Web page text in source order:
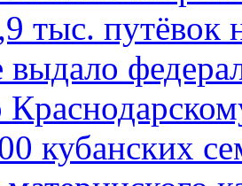
тыс. путёвок
выдало
кубанских